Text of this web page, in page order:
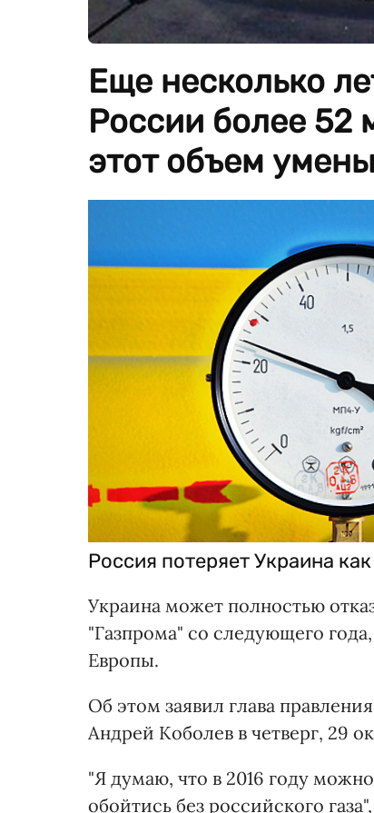
Еще несколько
России более 52
этот объем
Россия потеряет Украина
Украина может полностью
"Газпрома" со следующего
Европы.
Об этом заявил глава
Андрей Коболев в четверг, 29
"Я думаю, что в 2016 году
обойтись без российского